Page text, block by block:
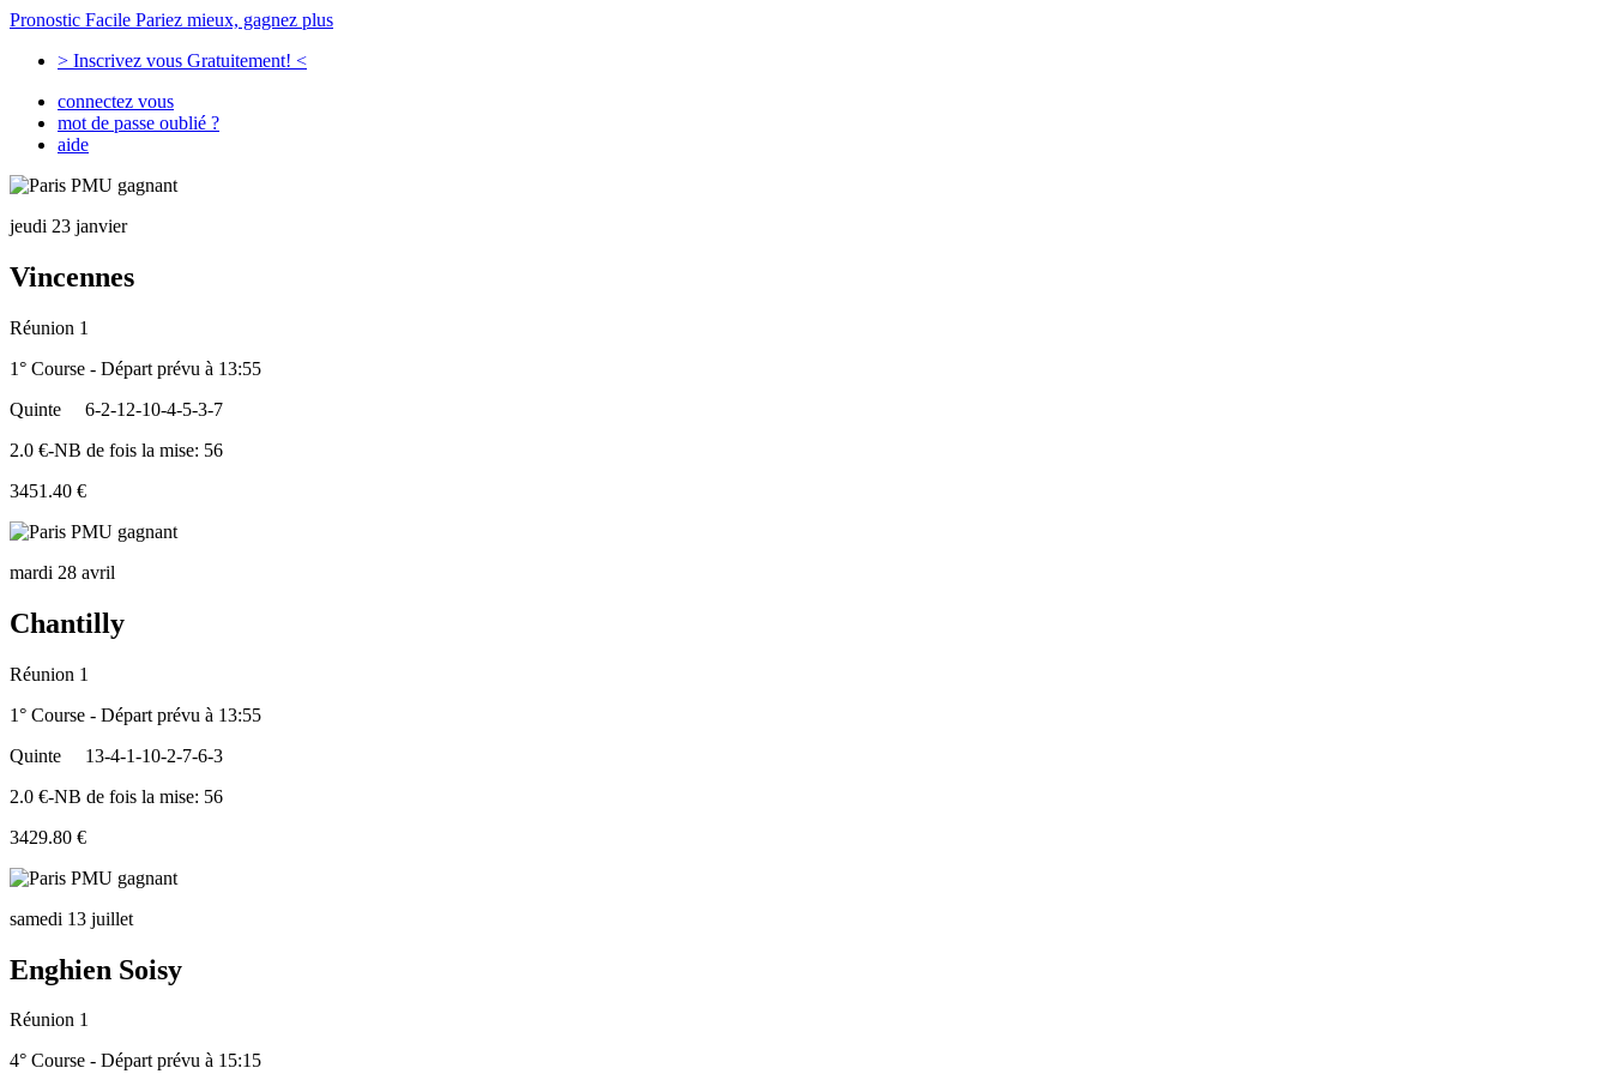
Pronostic Facile Pariez mieux, gagnez plus
> Inscrivez vous Gratuitement! <
connectez vous
mot de passe oublié ?
aide
jeudi 23 janvier
Vincennes
Réunion 1
1° Course - Départ prévu à 13:55
Quinte
6-2-12-10-4-5-3-7
2.0 €-NB de fois la mise: 56
3451.40 €
mardi 28 avril
Chantilly
Réunion 1
1° Course - Départ prévu à 13:55
Quinte
13-4-1-10-2-7-6-3
2.0 €-NB de fois la mise: 56
3429.80 €
samedi 13 juillet
Enghien Soisy
Réunion 1
4° Course - Départ prévu à 15:15